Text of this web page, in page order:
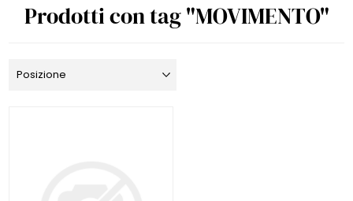
Prodotti con tag "MOVIMENTO"